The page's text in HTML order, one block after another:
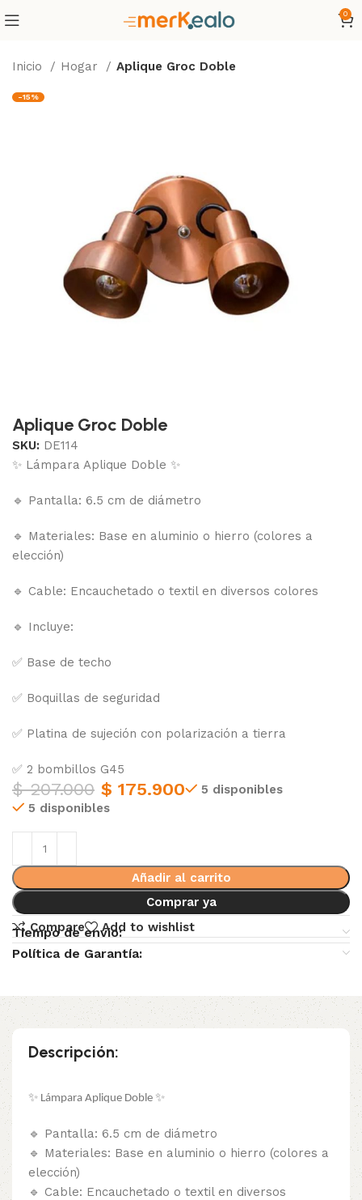
0
Inicio Hogar Aplique Groc Doble
-15%
Aplique Groc Doble
SKU: DE114
✨ Lámpara Aplique Doble ✨
🔹 Pantalla: 6.5 cm de diámetro
🔹 Materiales: Base en aluminio o hierro (colores a
elección)
🔹 Cable: Encauchetado o textil en diversos colores
🔹 Incluye:
✅ Base de techo
✅ Boquillas de seguridad
✅ Platina de sujeción con polarización a tierra
✅ 2 bombillos G45
$207.000 $ 175.900
5 disponibles
5 disponibles
Añadir al carrito
Comprar ya
Compare
Add to wishlist
Tiempo de envio:
Política de Garantía:
Descripción:
✨ Lámpara Aplique Doble ✨
🔹 Pantalla: 6.5 cm de diámetro
🔹 Materiales: Base en aluminio o hierro (colores a
elección)
🔹 Cable: Encauchetado o textil en diversos